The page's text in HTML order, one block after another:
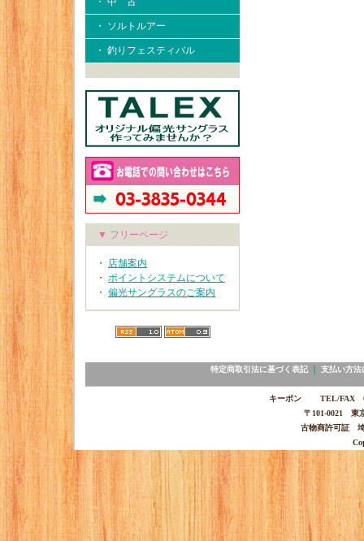
・ ソルトルアー
・ 釣りフェスティバル
▼ フリーページ
・ 店舗案内
・ ポイントシステムについて
・ 偏光サングラスのご案内
特定商取引法に基づく表記｜ 支払い方法
キーポン TEL/FAX
〒101-0021 東
古物商許可証